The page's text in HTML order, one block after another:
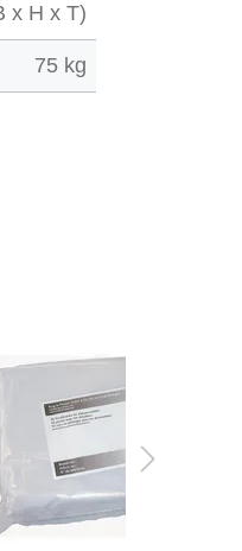
x H x T)
75 kg